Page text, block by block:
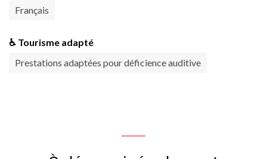
Français
♿ Tourisme adapté
Prestations adaptées pour déficience auditive